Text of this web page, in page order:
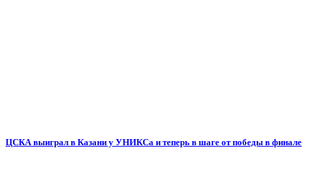
ЦСКА выиграл в Казани у УНИКСа и теперь в шаге от победы в финале